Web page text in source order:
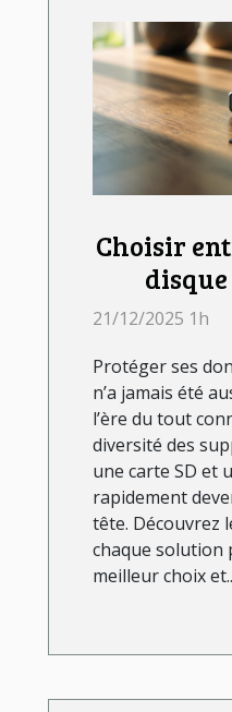
Choisir
sécuriser
21/12/2025 1h
Protéger ses
n’a jamais été
l’ère du tout
diversité des
une carte SD et
rapidement
tête. Découvrez
chaque solution
meilleur choix